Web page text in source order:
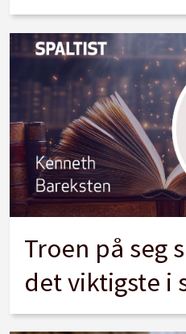
Troen på seg
det viktigste i